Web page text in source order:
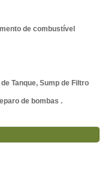
de combustível
Tanque, Sump de Filtro
de bombas .